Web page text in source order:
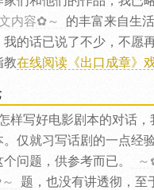
内容✿～
的丰富来自生
我的话已说了不少，不愿
教在线阅读《出口成章》
怎样写好电影剧本的对话
。仅就习写话剧的一点经
问题，供参考而已。
题，也没有讲透彻，至